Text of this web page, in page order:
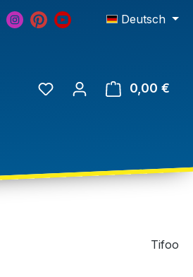
Deutsch
0,00 €
Tifoo